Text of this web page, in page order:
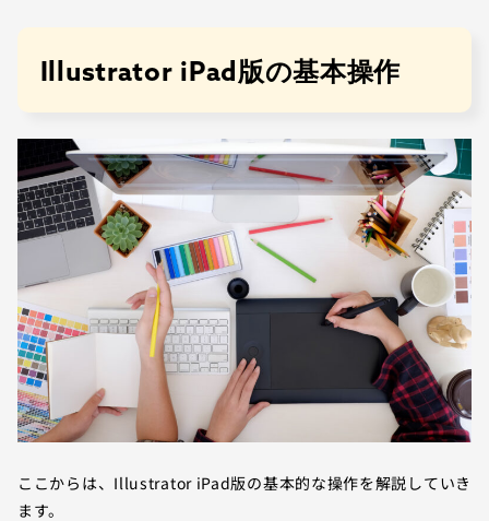
Illustrator iPad版の基本操作
ここからは、Illustrator iPad版の基本的な操作を解説していき
ます。